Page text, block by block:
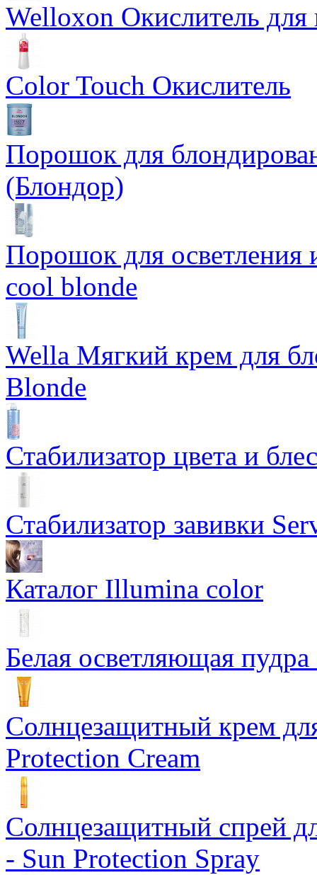
Welloxon Окислитель для
Color Touch Окислитель
Порошок для
(Блондор)
Порошок для осветления
cool blonde
Wella Мягкий крем для
Blonde
Стабилизатор цвета и
Стабилизатор завивки
Каталог Illumina color
Белая осветляющая
Солнцезащитный крем
Protection Cream
Солнцезащитный спрей
- Sun Protection Spray